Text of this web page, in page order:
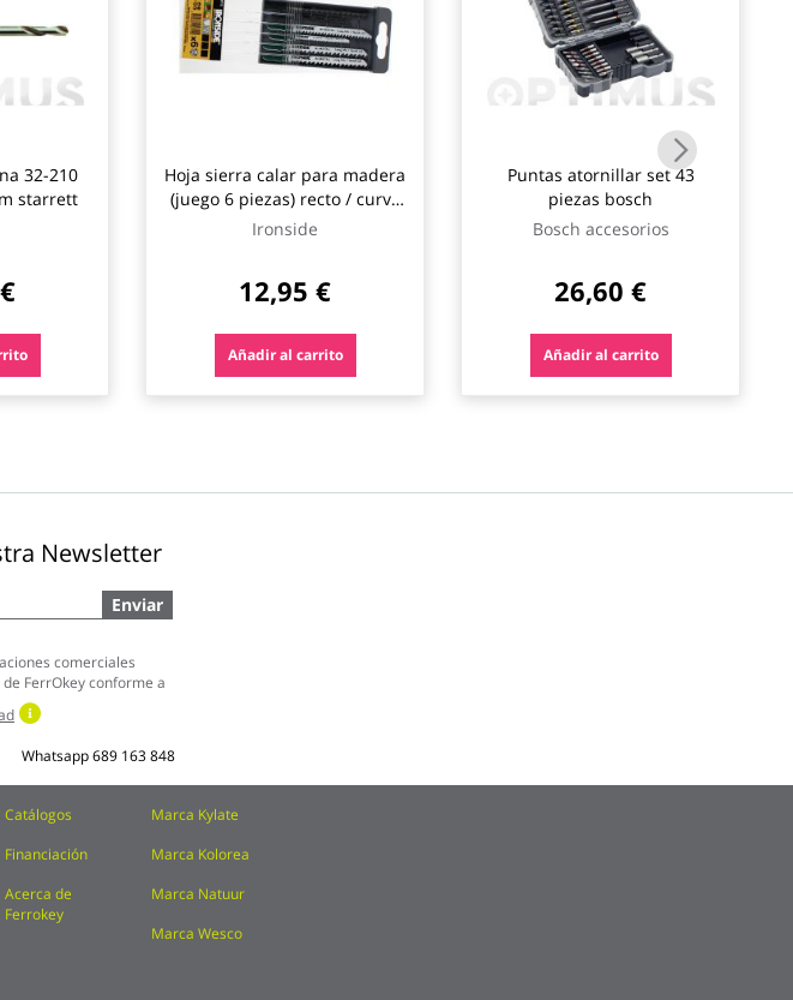
32-210
starrett
Hoja sierra calar para madera
(juego 6 piezas) recto / curvo
fino ironside
Ironside
12,95 €
Añadir al carrito
Puntas atornillar set 43
piezas bosch
Bosch accesorios
26,60 €
Añadir al carrito
Newsletter
Enviar
comerciales
FerrOkey conforme a
Whatsapp689 163 848
Catálogos
Financiación
Acerca de
Ferrokey
Marca Kylate
Marca Kolorea
Marca Natuur
Marca Wesco